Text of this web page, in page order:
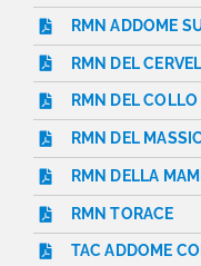
RMN ADDOME
RMN DEL
RMN DEL COLLO
RMN DEL
RMN DELLA
RMN TORACE
TAC ADDOME